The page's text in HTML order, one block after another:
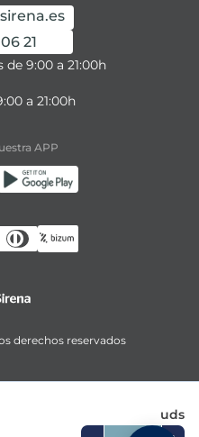
uds
21
de 9:00 a 21:00h
a 21:00h
APP
derechos reservados